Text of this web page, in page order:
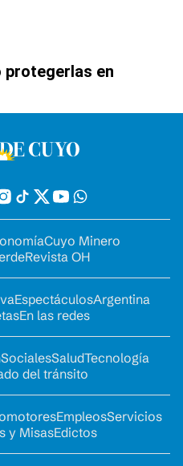
protegerlas en
Cuyo Minero
Revista OH
EspectáculosArgentina
En las redes
SocialesSaludTecnología
del tránsito
EmpleosServicios
y MisasEdictos